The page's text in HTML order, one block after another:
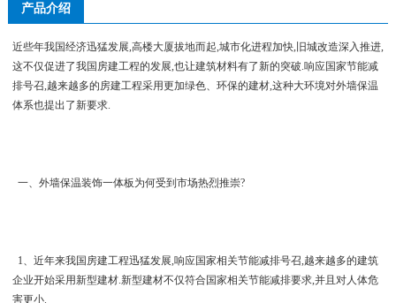
产品介绍
近些年我国经济迅猛发展,高楼大厦拔地而起,城市化进程加快,旧城改造深入推进,
这不仅促进了我国房建工程的发展,也让建筑材料有了新的突破.响应国家节能减
排号召,越来越多的房建工程采用更加绿色、环保的建材,这种大环境对外墙保温
体系也提出了新要求.
一、外墙保温装饰一体板为何受到市场热烈推崇?
1、近年来我国房建工程迅猛发展,响应国家相关节能减排号召,越来越多的建筑
企业开始采用新型建材.新型建材不仅符合国家相关节能减排要求,并且对人体危
害更小.